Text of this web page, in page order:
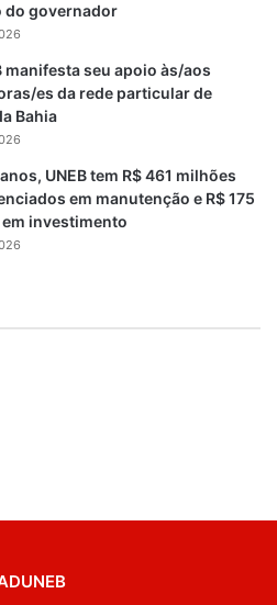
do governador
manifesta seu apoio às/aos
es da rede particular de
Bahia
UNEB tem R$ 461 milhões
em manutenção e R$ 175
investimento